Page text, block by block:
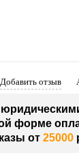
Добавить отзыв
форме
от 25000